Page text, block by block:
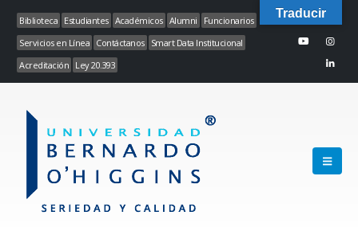
Biblioteca Estudiantes Académicos Alumni
Funcionarios
Servicios en Línea Contáctanos
Smart Data Institucional
Acreditación Ley 20.393
Traducir